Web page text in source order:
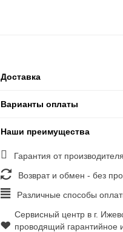
Доставка
Варианты оплаты
Наши преимущества
Гарантия от производителя
Возврат и обмен - без
Различные способы
Сервисный центр в г.
проводящий гарантийное